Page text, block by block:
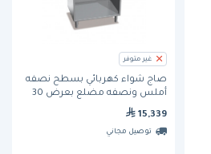
غير متوفر
صاج شواء كهربائي بسطح نصفه
أملس ونصفه مضلع بعرض 30
15,339
توصيل مجاني